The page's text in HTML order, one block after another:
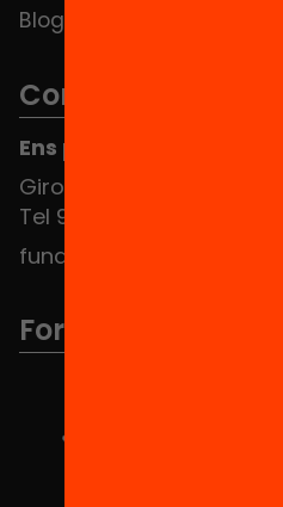
Blog
Contacte
Ens pots trobar al Hub
Girona 34, interior 08010
Tel 934 588 700
fundacio@equitat.org
Formem part de...